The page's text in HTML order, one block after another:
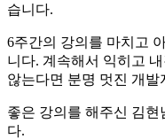
습니다.
6주간의 강의를 마치고
니다. 계속해서 익히고
않는다면 분명 멋진 개
좋은 강의를 해주신 김현
다.